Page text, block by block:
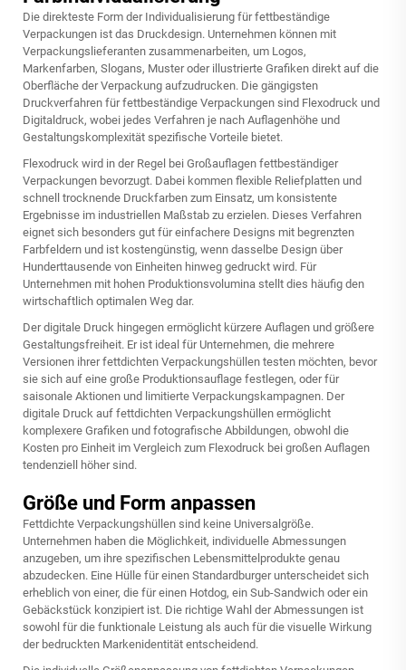
Die direkteste Form der Individualisierung für fettbeständige
Verpackungen ist das Druckdesign. Unternehmen können mit
Verpackungslieferanten zusammenarbeiten, um Logos,
Markenfarben, Slogans, Muster oder illustrierte Grafiken direkt auf die
Oberfläche der Verpackung aufzudrucken. Die gängigsten
Druckverfahren für fettbeständige Verpackungen sind Flexodruck und
Digitaldruck, wobei jedes Verfahren je nach Auflagenhöhe und
Gestaltungskomplexität spezifische Vorteile bietet.
Flexodruck wird in der Regel bei Großauflagen fettbeständiger
Verpackungen bevorzugt. Dabei kommen flexible Reliefplatten und
schnell trocknende Druckfarben zum Einsatz, um konsistente
Ergebnisse im industriellen Maßstab zu erzielen. Dieses Verfahren
eignet sich besonders gut für einfachere Designs mit begrenzten
Farbfeldern und ist kostengünstig, wenn dasselbe Design über
Hunderttausende von Einheiten hinweg gedruckt wird. Für
Unternehmen mit hohen Produktionsvolumina stellt dies häufig den
wirtschaftlich optimalen Weg dar.
Der digitale Druck hingegen ermöglicht kürzere Auflagen und größere
Gestaltungsfreiheit. Er ist ideal für Unternehmen, die mehrere
Versionen ihrer fettdichten Verpackungshüllen testen möchten, bevor
sie sich auf eine große Produktionsauflage festlegen, oder für
saisonale Aktionen und limitierte Verpackungskampagnen. Der
digitale Druck auf fettdichten Verpackungshüllen ermöglicht
komplexere Grafiken und fotografische Abbildungen, obwohl die
Kosten pro Einheit im Vergleich zum Flexodruck bei großen Auflagen
tendenziell höher sind.
Größe und Form anpassen
Fettdichte Verpackungshüllen sind keine Universalgröße.
Unternehmen haben die Möglichkeit, individuelle Abmessungen
anzugeben, um ihre spezifischen Lebensmittelprodukte genau
abzudecken. Eine Hülle für einen Standardburger unterscheidet sich
erheblich von einer, die für einen Hotdog, ein Sub-Sandwich oder ein
Gebäckstück konzipiert ist. Die richtige Wahl der Abmessungen ist
sowohl für die funktionale Leistung als auch für die visuelle Wirkung
der bedruckten Markenidentität entscheidend.